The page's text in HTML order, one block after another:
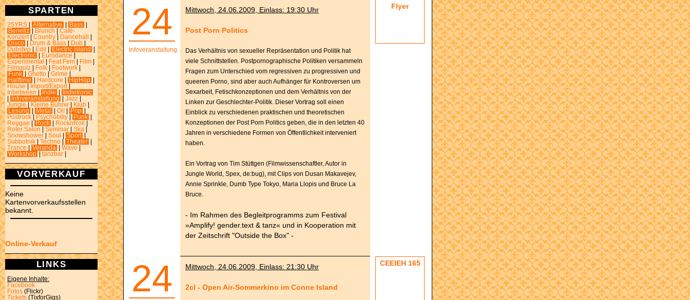
SPARTEN
25YRS Alternative Bass
Benefiz
Brunch
Café-
Konzert
Country Dancehall
Disco
Drum & Bass Dub
Dubstep
Edit Electric island
Electronic
Eurodance
Experimental
Feat.Fem Film
Filmquiz
Folk Footwork
Funk
Ghetto Grime
Halftime
Hardcore HipHop
House
Import/Export
Inbetween
Indie
Indietronic
Infoveranstaltung Jazz
Jungle
Kleine Bühne Klub
Lesung
Metal Oi! Pop
Postrock
Psychobilly Punk
Reggae
Rock RocknRoll
Roter Salon
Seminar Ska
Snowshower
Soul Sport
Subbotnik
Techno Theater
Trance
Veranda Wave
Workshop
tanzbar
VORVERKAUF
Keine
Kartenvorverkaufsstellen
bekannt.
Online-Verkauf
LINKS
Eigene Inhalte:
Facebook
Fotos (Flickr)
Tickets (TixforGigs)
24
Infoveranstaltung
Flyer
Mittwoch, 24.06.2009, Einlass: 19:30 Uhr
Post Porn Politics
Das Verhältnis von sexueller Repräsentation und Politik hat
viele Schnittstellen. Postpornographische Politiken versammeln
Fragen zum Unterschied vom regressiven zu progressiven und
queeren Porno, sind aber auch Aufhänger für Kontroversen um
Sexarbeit, Fetischkonzeptionen und dem Verhältnis von der
Linken zur Geschlechter-Politik. Dieser Vortrag soll einen
Einblick zu verschiedenen praktischen und theoretischen
Konzeptionen der Post Porn Politics geben, die in den letzten 40
Jahren in verschiedene Formen von Öffentlichkeit interveniert
haben.
Ein Vortrag von Tim Stüttgen (Filmwissenschaftler, Autor in
Jungle World, Spex, de:bug), mit Clips von Dusan Makavejev,
Annie Sprinkle, Dumb Type Tokyo, Maria Llopis und Bruce La
Bruce.
- Im Rahmen des Begleitprogramms zum Festival
»Amplify! gender.text & tanz« und in Kooperation mit
der Zeitschrift "Outside the Box" -
24 CEEIEH 165
Mittwoch, 24.06.2009, Einlass: 21:30 Uhr
2cl - Open Air-Sommerkino im Conne Island